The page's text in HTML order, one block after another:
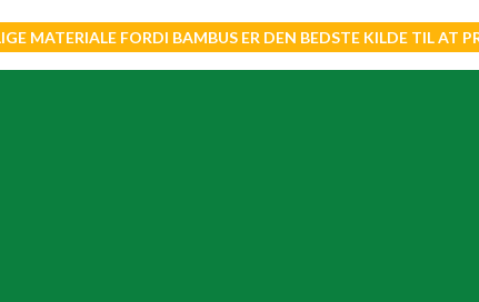
MATERIALE FORDI BAMBUS ER DEN BEDSTE KILDE TIL